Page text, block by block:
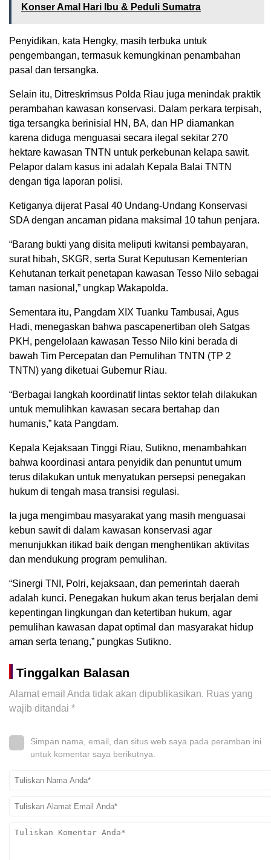
Konser Amal Hari Ibu & Peduli Sumatra
Penyidikan, kata Hengky, masih terbuka untuk
pengembangan, termasuk kemungkinan penambahan
pasal dan tersangka.
Selain itu, Ditreskrimsus Polda Riau juga menindak praktik
perambahan kawasan konservasi. Dalam perkara terpisah,
tiga tersangka berinisial HN, BA, dan HP diamankan
karena diduga menguasai secara ilegal sekitar 270
hektare kawasan TNTN untuk perkebunan kelapa sawit.
Pelapor dalam kasus ini adalah Kepala Balai TNTN
dengan tiga laporan polisi.
Ketiganya dijerat Pasal 40 Undang-Undang Konservasi
SDA dengan ancaman pidana maksimal 10 tahun penjara.
“Barang bukti yang disita meliputi kwitansi pembayaran,
surat hibah, SKGR, serta Surat Keputusan Kementerian
Kehutanan terkait penetapan kawasan Tesso Nilo sebagai
taman nasional,” ungkap Wakapolda.
Sementara itu, Pangdam XIX Tuanku Tambusai, Agus
Hadi, menegaskan bahwa pascapenertiban oleh Satgas
PKH, pengelolaan kawasan Tesso Nilo kini berada di
bawah Tim Percepatan dan Pemulihan TNTN (TP 2
TNTN) yang diketuai Gubernur Riau.
“Berbagai langkah koordinatif lintas sektor telah dilakukan
untuk memulihkan kawasan secara bertahap dan
humanis,” kata Pangdam.
Kepala Kejaksaan Tinggi Riau, Sutikno, menambahkan
bahwa koordinasi antara penyidik dan penuntut umum
terus dilakukan untuk menyatukan persepsi penegakan
hukum di tengah masa transisi regulasi.
Ia juga mengimbau masyarakat yang masih menguasai
kebun sawit di dalam kawasan konservasi agar
menunjukkan itikad baik dengan menghentikan aktivitas
dan mendukung program pemulihan.
“Sinergi TNI, Polri, kejaksaan, dan pemerintah daerah
adalah kunci. Penegakan hukum akan terus berjalan demi
kepentingan lingkungan dan ketertiban hukum, agar
pemulihan kawasan dapat optimal dan masyarakat hidup
aman serta tenang,” pungkas Sutikno.
Tinggalkan Balasan
Alamat email Anda tidak akan dipublikasikan. Ruas yang
wajib ditandai *
Simpan nama, email, dan situs web saya pada peramban ini
untuk komentar saya berikutnya.